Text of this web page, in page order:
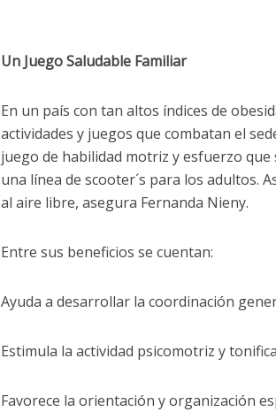
Un Juego Saludable Familiar
En un país con tan altos índices de
actividades y juegos que combatan el
juego de habilidad motriz y esfuerzo
una línea de scooter´s para los adultos.
al aire libre, asegura Fernanda Nieny.
Entre sus beneficios se cuentan:
Ayuda a desarrollar la coordinación
Estimula la actividad psicomotriz y
Favorece la orientación y organización